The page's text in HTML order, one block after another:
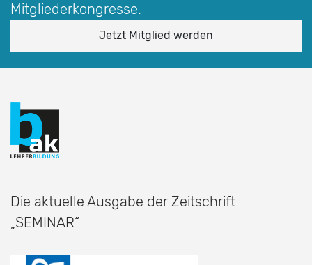
Mitgliederkongresse.
Jetzt Mitglied werden
Die aktuelle Ausgabe der Zeitschrift
„SEMINAR“